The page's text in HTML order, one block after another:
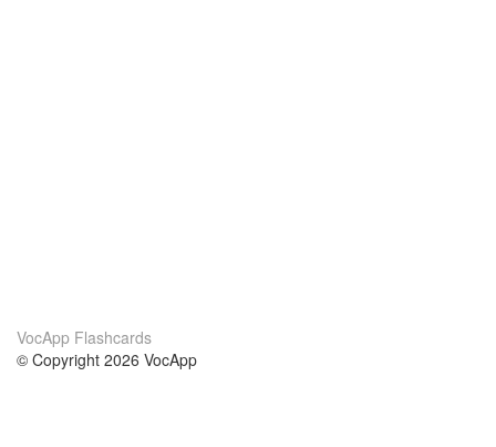
VocApp Flashcards
© Copyright 2026 VocApp